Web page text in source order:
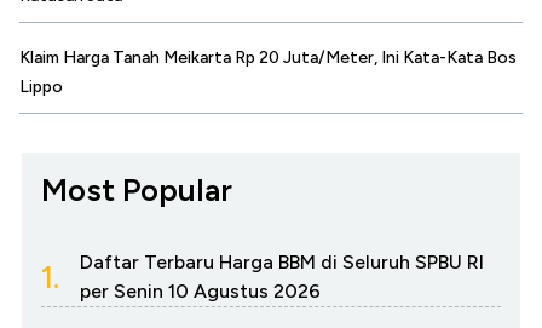
Klaim Harga Tanah Meikarta Rp 20 Juta/Meter, Ini Kata-Kata Bos
Lippo
Most Popular
1.
Daftar Terbaru Harga BBM di Seluruh SPBU RI
per Senin 10 Agustus 2026